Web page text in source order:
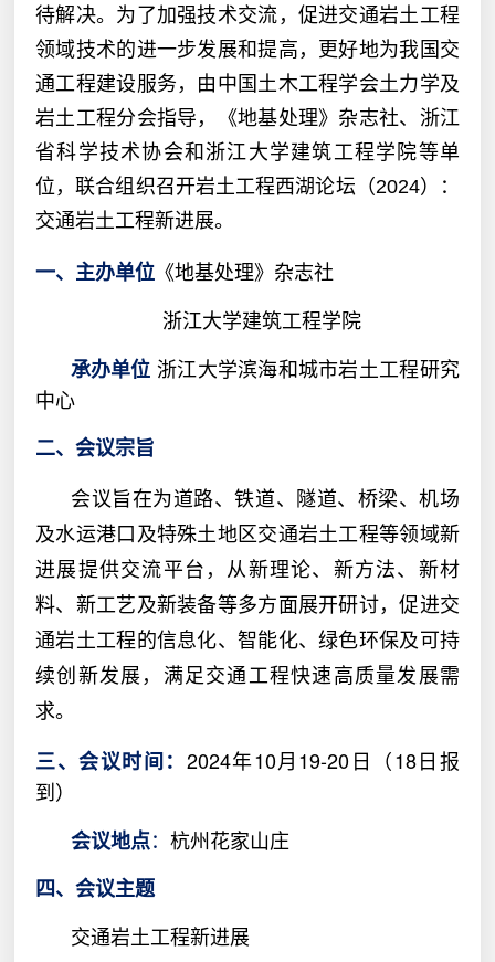
待解决。为了加强技术交流，促进交通岩土工程
领域技术的进一步发展和提高，更好地为我国交
通工程建设服务， 由 中国土木工程学会土力学及
岩土工程分会指导，《地基处理》杂志社、浙江
省科学技术协会和浙江大学建筑工程学院等单
位，联合组织召开岩土工程西湖论坛（2024）：
交通岩土工程新进展。
一、 主办单位 《地基处理》杂志社
浙江大学建筑工程学院
承办单位 浙江大学滨海和城市岩土工程研究
中心
二、会议宗旨
会议旨在为道路、铁道、隧道、桥梁、机场
及水运港口及特殊土地区交通岩土工程等领域新
进展提供交流平台，从新理论、新方法、新材
料、新工艺及新装备等多方面展开研讨，促进交
通岩土工程的信息化、智能化、绿色环保及可持
续创新发展，满足交通工程快速高质量发展需
求。
三、会议时间： 2024年10月19-20日（18日报
到）
会议地点： 杭州花家山庄
四、会议主题
交通岩土工程新进展